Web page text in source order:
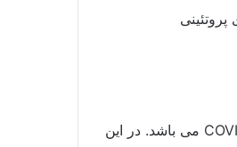
پس از رعایت اصول بهداشتی، افزایش ایمنی بدن برای جلوگیری از ورود ویروس و مبارزه با آن در صورت ابتلا به ویروس، برترین راه مقابله باCOVID_19 می باشد. در این